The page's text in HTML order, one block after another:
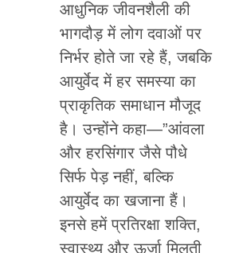
आधुनिक जीवनशैली की
भागदौड़ में लोग दवाओं पर
निर्भर होते जा रहे हैं, जबकि
आयुर्वेद में हर समस्या का
प्राकृतिक समाधान मौजूद
है। उन्होंने कहा—”आंवला
और हरसिंगार जैसे पौधे
सिर्फ पेड़ नहीं, बल्कि
आयुर्वेद का खजाना हैं।
इनसे हमें प्रतिरक्षा शक्ति,
स्वास्थ्य और ऊर्जा मिलती